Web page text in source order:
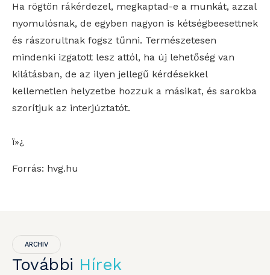
Ha rögtön rákérdezel, megkaptad-e a munkát, azzal
nyomulósnak, de egyben nagyon is kétségbeesettnek
és rászorultnak fogsz tűnni. Természetesen
mindenki izgatott lesz attól, ha új lehetőség van
kilátásban, de az ilyen jellegű kérdésekkel
kellemetlen helyzetbe hozzuk a másikat, és sarokba
szorítjuk az interjúztatót.
ï»¿
Forrás: hvg.hu
ARCHIV
További Hírek